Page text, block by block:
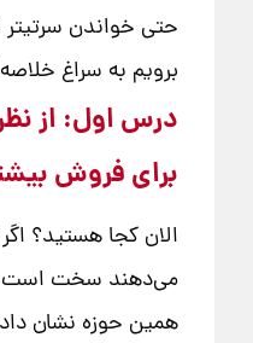
حتی خواندن
برویم به سراغ
درس اول: از
برای فروش
الان کجا هستید؟
می‌دهند سخت است.
همین حوزه نشان